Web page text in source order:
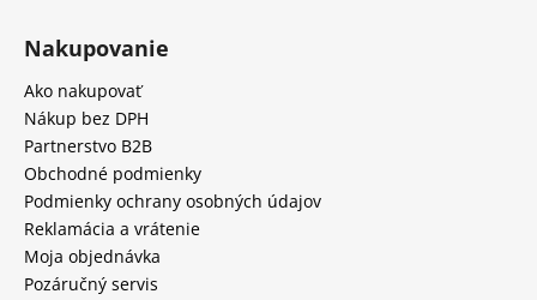
Nakupovanie
Ako nakupovať
Nákup bez DPH
Partnerstvo B2B
Obchodné podmienky
Podmienky ochrany osobných údajov
Reklamácia a vrátenie
Moja objednávka
Pozáručný servis